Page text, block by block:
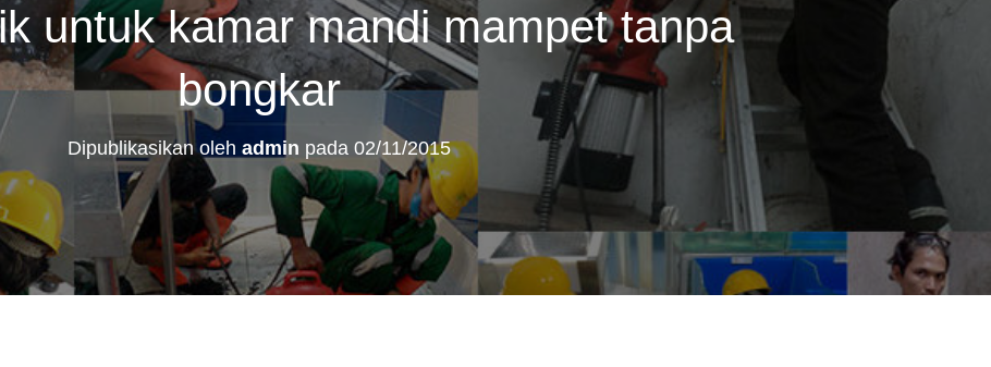
untuk kamar mandi mampet tanpa
bongkar
Dipublikasikan oleh admin pada 02/11/2015